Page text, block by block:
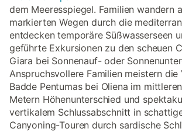
dem Meeresspiegel. Familien wandern
markierten Wegen durch die
entdecken temporäre Süßwasserseen
geführte Exkursionen zu den scheuen
Giara bei Sonnenauf- oder
Anspruchsvollere Familien meistern die
Badde Pentumas bei Oliena im
Metern Höhenunterschied und
vertikalem Schlussabschnitt in
Canyoning-Touren durch sardische